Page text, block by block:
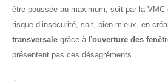
être poussée au maximum, soit par la VMC
risque d’insécurité, soit, bien mieux, en
transversale grâce à l’ouverture des
présentent pas ces désagréments.